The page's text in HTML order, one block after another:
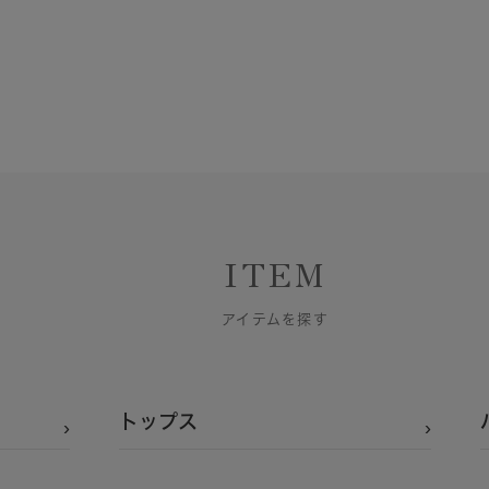
ITEM
アイテムを探す
トップス